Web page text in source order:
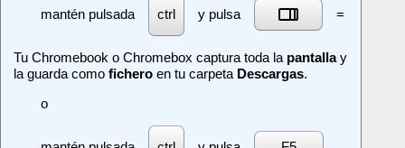
mantén pulsada ctrl
y pulsa
[]]]
=
Tu Chromebook o Chromebox captura toda la pantallay
la guarda como fichero en tu carpeta Descargas.
o